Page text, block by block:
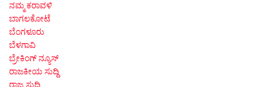
ನಮ್ಮ ಕರಾವಳಿ
ಬಾಗಲಕೋಟೆ
ಬೆಂಗಳೂರು
ಬೆಳಗಾವಿ
ಬ್ರೇಕಿಂಗ್ ನ್ಯೂಸ್
ರಾಜಕೀಯ ಸುದ್ದಿ
ರಾಜ್ಯ ಸುದ್ದಿ